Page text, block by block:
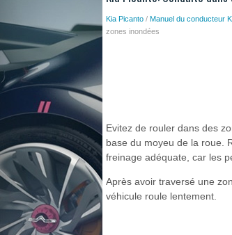
Kia Picanto / Manuel du conducteur
zones inondées
Evitez de rouler dans des
base du moyeu de la roue.
freinage adéquate, car les
Après avoir traversé une
véhicule roule lentement.